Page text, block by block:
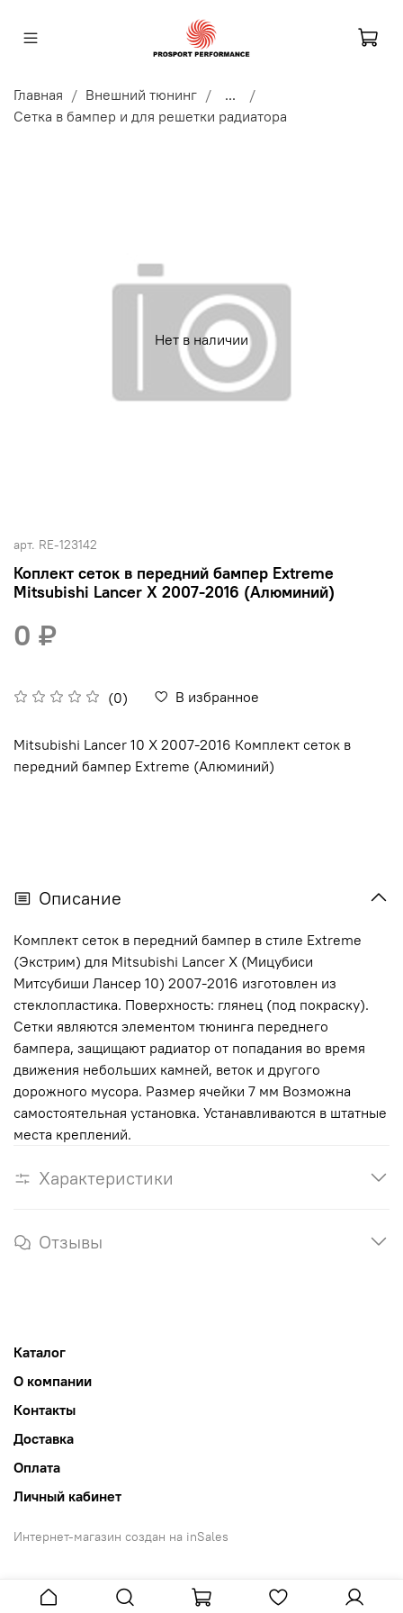
Главная Внешний тюнинг
...
Сетка в бампер и для решетки радиатора
Нет в наличии
арт. RE-123142
Коплект сеток в передний бампер Extreme
Mitsubishi Lancer X 2007-2016 (Алюминий)
(0) В избранное
0 ₽
Mitsubishi Lancer 10 X 2007-2016 Комплект сеток в
передний бампер Extreme (Алюминий)
Описание
Комплект сеток в передний бампер в стиле Extreme
(Экстрим) для Mitsubishi Lancer X (Мицубиси
Митсубиши Лансер 10) 2007-2016 изготовлен из
стеклопластика. Поверхность: глянец (под покраску).
Сетки являются элементом тюнинга переднего
бампера, защищают радиатор от попадания во время
движения небольших камней, веток и другого
дорожного мусора. Размер ячейки 7 мм Возможна
самостоятельная установка. Устанавливаются в штатные
места креплений.
Характеристики
Отзывы
Каталог
О компании
Контакты
Доставка
Оплата
Личный кабинет
Интернет-магазин создан на inSales